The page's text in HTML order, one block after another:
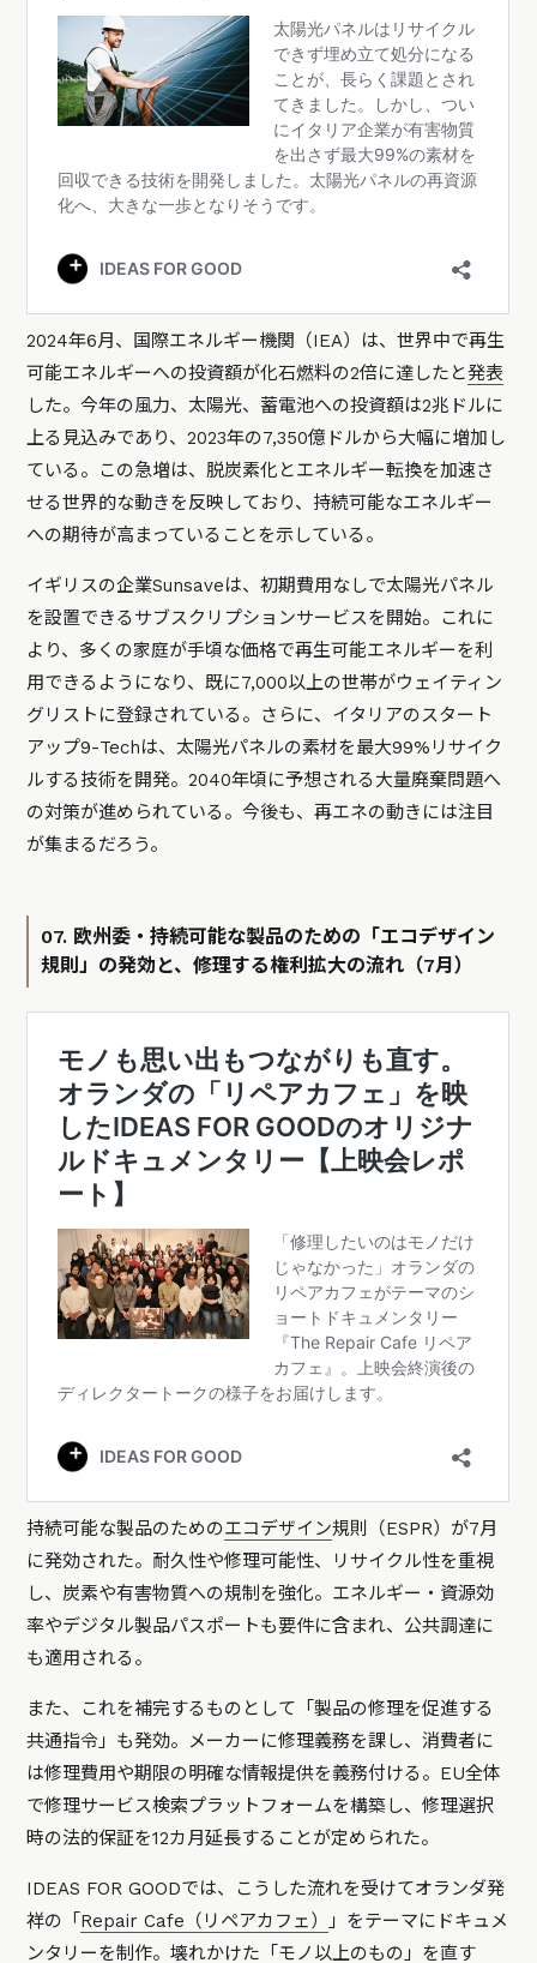
2024年6月、国際エネルギー機関（IEA）は、世界中で再生
可能エネルギーへの投資額が化石燃料の2倍に達したと発表
した。今年の風力、太陽光、蓄電池への投資額は2兆ドルに
上る見込みであり、2023年の7,350億ドルから大幅に増加し
ている。この急増は、脱炭素化とエネルギー転換を加速さ
せる世界的な動きを反映しており、持続可能なエネルギー
への期待が高まっていることを示している。
イギリスの企業Sunsaveは、初期費用なしで太陽光パネル
を設置できるサブスクリプションサービスを開始。これに
より、多くの家庭が手頃な価格で再生可能エネルギーを利
用できるようになり、既に7,000以上の世帯がウェイティン
グリストに登録されている。さらに、イタリアのスタート
アップ9-Techは、太陽光パネルの素材を最大99%リサイク
ルする技術を開発。2040年頃に予想される大量廃棄問題へ
の対策が進められている。今後も、再エネの動きには注目
が集まるだろう。
07. 欧州委・持続可能な製品のための「エコデザイン
規則」の発効と、修理する権利拡大の流れ（7月）
持続可能な製品のためのエコデザイン規則（ESPR）が7月
に発効された。耐久性や修理可能性、リサイクル性を重視
し、炭素や有害物質への規制を強化。エネルギー・資源効
率やデジタル製品パスポートも要件に含まれ、公共調達に
も適用される。
また、これを補完するものとして「製品の修理を促進する
共通指令」も発効。メーカーに修理義務を課し、消費者に
は修理費用や期限の明確な情報提供を義務付ける。EU全体
で修理サービス検索プラットフォームを構築し、修理選択
時の法的保証を12カ月延長することが定められた。
IDEAS FOR GOODでは、こうした流れを受けてオランダ発
祥の「 Repair Cafe（リペアカフェ）
」をテーマにドキュメ
ンタリーを制作。壊れかけた「モノ以上のもの」を直す